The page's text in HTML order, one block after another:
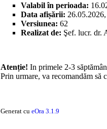
Valabil în perioada:
Data afișării:
Versiunea: 62
Realizat de: Şef. lucr. dr.
Atenție! In primele 2-3
Prin urmare, va recomandăm să
Generat cu eOra 3.1.9